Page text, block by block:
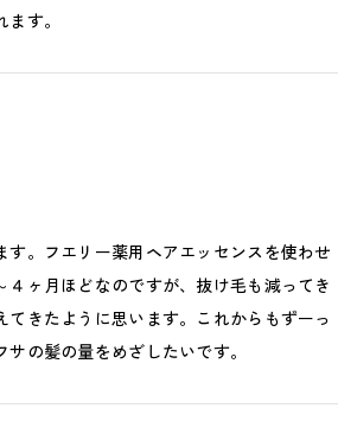
す。
す。フエリー薬用ヘアエッセンスを使わせ
４ヶ月ほどなのですが、抜け毛も減ってき
てきたように思います。これからもずーっ
の髪の量をめざしたいです。